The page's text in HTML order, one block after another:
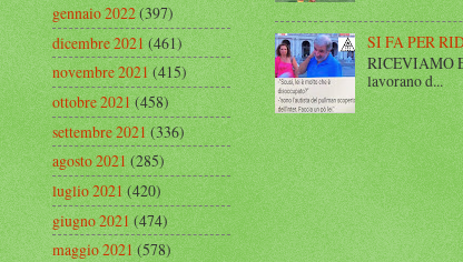
SI FA PER
RICEVIAMO
lavorano d...
gennaio 2022(397)
dicembre 2021(461)
novembre 2021(415)
ottobre 2021(458)
settembre 2021(336)
agosto 2021(285)
luglio 2021(420)
giugno 2021(474)
maggio 2021(578)